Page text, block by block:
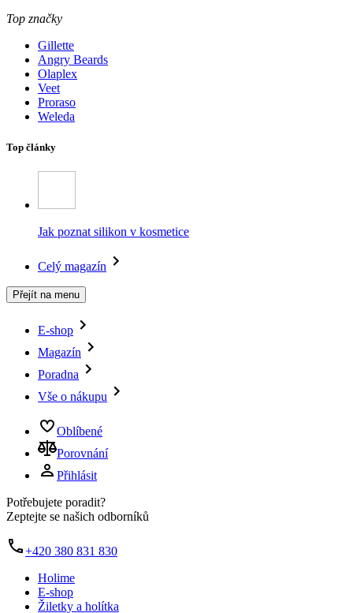
Top značky
Gillette
Angry Beards
Olaplex
Veet
Proraso
Weleda
Top články
Jak poznat silikon v kosmetice
Celý magazín
Přejít na menu
E-shop
Magazín
Poradna
Vše o nákupu
Oblíbené
Porovnání
Přihlásit
Potřebujete poradit?
Zeptejte se našich odborníků
+420 380 831 830
Holime
E-shop
Žiletky a holítka